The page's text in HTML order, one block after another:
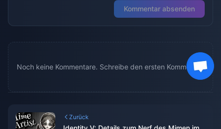
Kommentar absenden
Noch keine Kommentare. Schreibe den ersten Kommentar.
Zurück